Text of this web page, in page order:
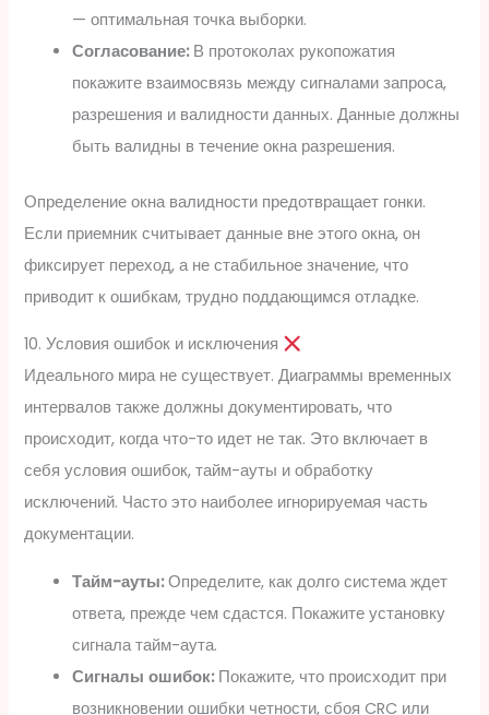
— оптимальная точка выборки.
Согласование:В протоколах рукопожатия
покажите взаимосвязь между сигналами запроса,
разрешения и валидности данных. Данные должны
быть валидны в течение окна разрешения.
Определение окна валидности предотвращает гонки.
Если приемник считывает данные вне этого окна, он
фиксирует переход, а не стабильное значение, что
приводит к ошибкам, трудно поддающимся отладке.
10. Условия ошибок и исключения
Идеального мира не существует. Диаграммы временных
интервалов также должны документировать, что
происходит, когда что-то идет не так. Это включает в
себя условия ошибок, тайм-ауты и обработку
исключений. Часто это наиболее игнорируемая часть
документации.
Тайм-ауты:Определите, как долго система ждет
ответа, прежде чем сдастся. Покажите установку
сигнала тайм-аута.
Сигналы ошибок:Покажите, что происходит при
возникновении ошибки четности, сбоя CRC или